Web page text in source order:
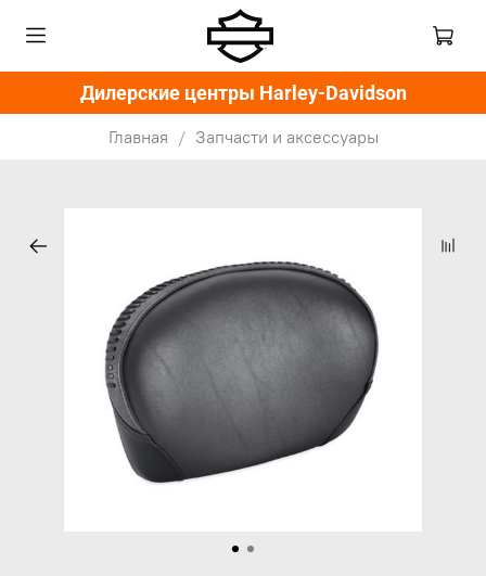
Дилерские центры Harley-Davidson
Главная Запчасти и аксессуары